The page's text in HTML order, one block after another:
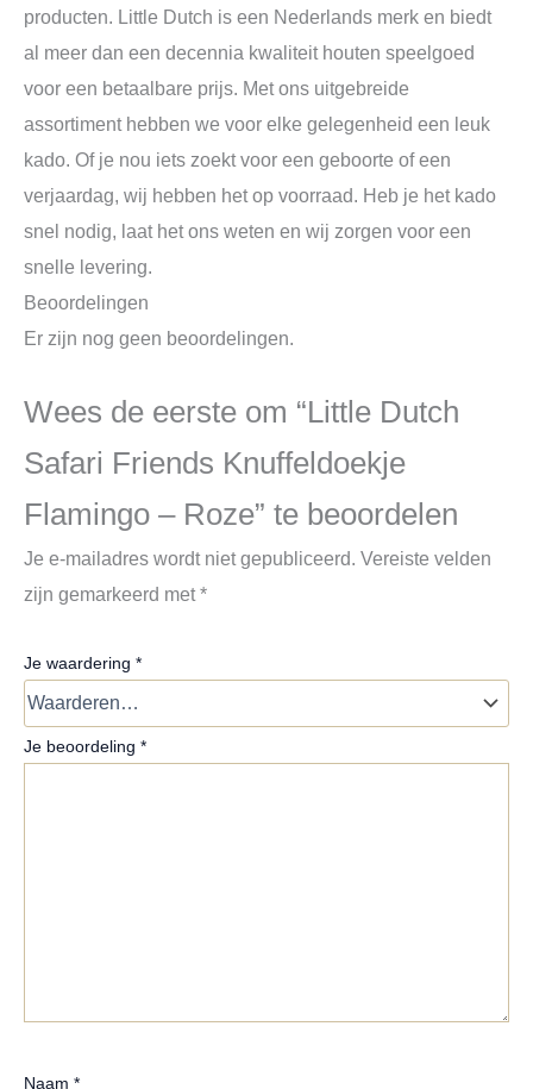
producten. Little Dutch is een Nederlands merk en biedt
al meer dan een decennia kwaliteit houten speelgoed
voor een betaalbare prijs. Met ons uitgebreide
assortiment hebben we voor elke gelegenheid een leuk
kado. Of je nou iets zoekt voor een geboorte of een
verjaardag, wij hebben het op voorraad. Heb je het kado
snel nodig, laat het ons weten en wij zorgen voor een
snelle levering.
Beoordelingen
Er zijn nog geen beoordelingen.
Wees de eerste om “Little Dutch
Safari Friends Knuffeldoekje
Flamingo – Roze” te beoordelen
Je e-mailadres wordt niet gepubliceerd. Vereiste velden
zijn gemarkeerd met*
Je waardering *
Je beoordeling *
Naam *